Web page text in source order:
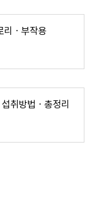
리ㆍ부작용
취방법ㆍ총정리